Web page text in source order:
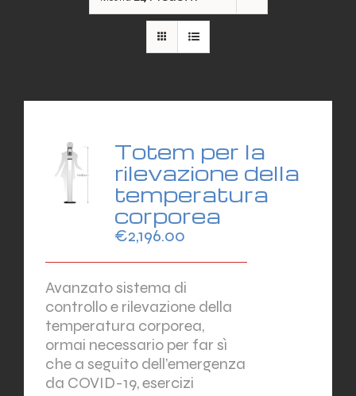
Totem per la
rilevazione della
temperatura
corporea
€2,196.00
Avanzato sistema di
controllo e rilevazione della
temperatura corporea,
ormai necessario per far sì
che a seguito dell’emergenza
da COVID-19, esercizi